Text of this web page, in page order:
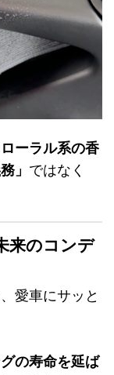
ーラル系の香
」 ではなく
来のコンデ
愛車にサッと
の寿命を延ば